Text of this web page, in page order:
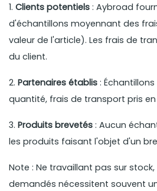
1.Clients potentiels : Aybroad
d'échantillons moyennant des
valeur de l'article). Les frais de
du client.
2.Partenaires établis :
quantité, frais de transport pris
3.Produits brevetés : Aucun
les produits faisant l'objet d'un
Note : Ne travaillant pas sur
demandés nécessitent souvent